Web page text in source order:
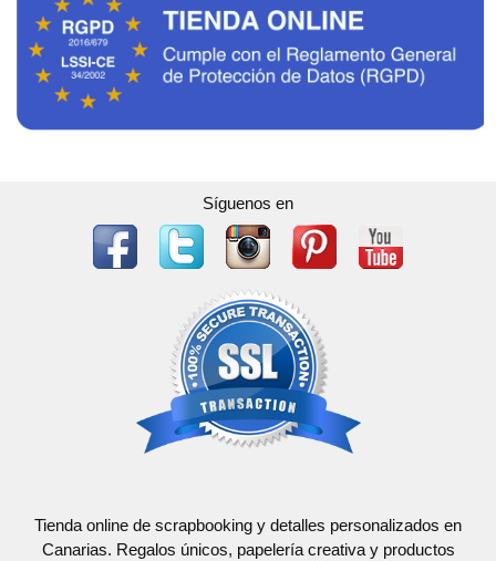
Síguenos en
Tienda online de scrapbooking y detalles personalizados en
Canarias. Regalos únicos, papelería creativa y productos